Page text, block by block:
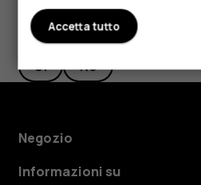
Ti è stato d'aiuto?
Sì No
Negozio
Informazioni su
Accetta tutto